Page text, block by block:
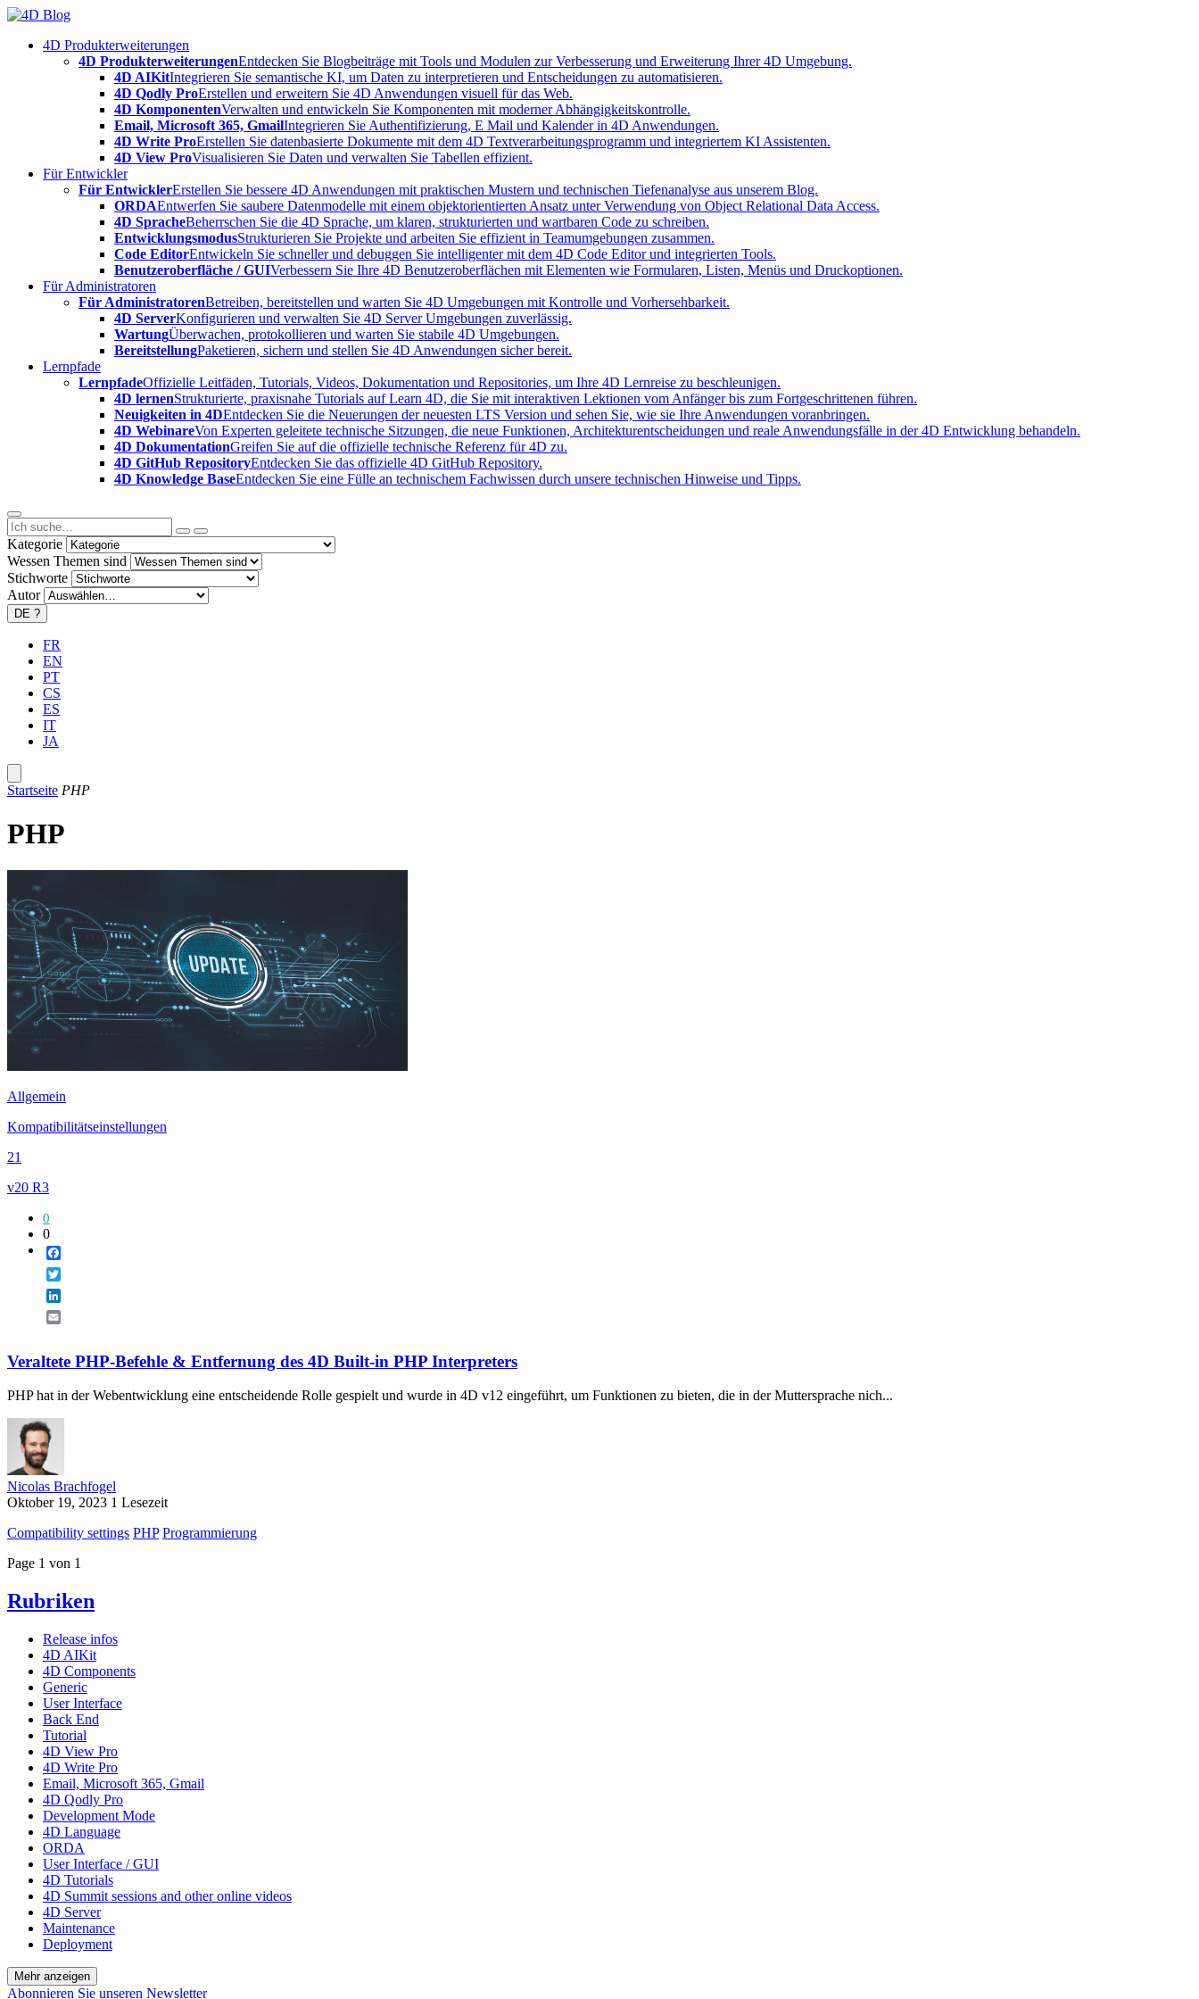
Skip
content4D Produkterweiterungen
4D ProdukterweiterungenEntdecken Sie Blogbeiträge mit Tools und Modulen zur Verbesserung und Erweiterung Ihrer 4D Umgebung.
4D AIKitIntegrieren Sie semantische KI, um Daten zu interpretieren und Entscheidungen zu automatisieren.
4D Qodly ProErstellen und erweitern Sie 4D Anwendungen visuell für das Web.
4D KomponentenVerwalten und entwickeln Sie Komponenten mit moderner Abhängigkeitskontrolle.
Email, Microsoft 365, GmailIntegrieren Sie Authentifizierung, E Mail und Kalender in 4D Anwendungen.
4D Write ProErstellen Sie datenbasierte Dokumente mit dem 4D Textverarbeitungsprogramm und integriertem KI Assistenten.
4D View ProVisualisieren Sie Daten und verwalten Sie Tabellen effizient.
Für Entwickler
Für EntwicklerErstellen Sie bessere 4D Anwendungen mit praktischen Mustern und technischen Tiefenanalyse aus unserem Blog.
ORDAEntwerfen Sie saubere Datenmodelle mit einem objektorientierten Ansatz unter Verwendung von Object Relational Data Access.
4D SpracheBeherrschen Sie die 4D Sprache, um klaren, strukturierten und wartbaren Code zu schreiben.
EntwicklungsmodusStrukturieren Sie Projekte und arbeiten Sie effizient in Teamumgebungen zusammen.
Code EditorEntwickeln Sie schneller und debuggen Sie intelligenter mit dem 4D Code Editor und integrierten Tools.
Benutzeroberfläche / GUIVerbessern Sie Ihre 4D Benutzeroberflächen mit Elementen wie Formularen, Listen, Menüs und Druckoptionen.
Für Administratoren
Für AdministratorenBetreiben, bereitstellen und warten Sie 4D Umgebungen mit Kontrolle und Vorhersehbarkeit.
4D ServerKonfigurieren und verwalten Sie 4D Server Umgebungen zuverlässig.
WartungÜberwachen, protokollieren und warten Sie stabile 4D Umgebungen.
BereitstellungPaketieren, sichern und stellen Sie 4D Anwendungen sicher bereit.
Lernpfade
LernpfadeOffizielle Leitfäden, Tutorials, Videos, Dokumentation und Repositories, um Ihre 4D Lernreise zu beschleunigen.
4D lernenStrukturierte, praxisnahe Tutorials auf Learn 4D, die Sie mit interaktiven Lektionen vom Anfänger bis zum Fortgeschrittenen führen.
Neuigkeiten in 4DEntdecken Sie die Neuerungen der neuesten LTS Version und sehen Sie, wie sie Ihre Anwendungen voranbringen.
4D WebinareVon Experten geleitete technische Sitzungen, die neue Funktionen, Architekturentscheidungen und reale Anwendungsfälle in der 4D Entwicklung behandeln.
4D DokumentationGreifen Sie auf die offizielle technische Referenz für 4D zu.
4D GitHub RepositoryEntdecken Sie das offizielle 4D GitHub Repository.
4D Knowledge BaseEntdecken Sie eine Fülle an technischem Fachwissen durch unsere technischen Hinweise und Tipps.
Kategorie
Wessen Themen sind
Stichworte
Autor
DE ?
FR
EN
PT
CS
ES
IT
JA
Startseite PHP
PHP
Allgemein
Kompatibilitätseinstellungen
21
v20 R3
0
0
Veraltete PHP-Befehle & Entfernung des 4D Built-in PHP Interpreters
PHP hat in der Webentwicklung eine entscheidende Rolle gespielt und wurde in 4D v12 eingeführt, um Funktionen zu bieten, die in der Muttersprache nich...
Nicolas Brachfogel
Oktober 19, 2023 1 Lesezeit
Compatibility settings PHP Programmierung
Page 1 von 1
Rubriken
Release infos
4D AIKit
4D Components
Generic
User Interface
Back End
Tutorial
4D View Pro
4D Write Pro
Email, Microsoft 365, Gmail
4D Qodly Pro
Development Mode
4D Language
ORDA
User Interface / GUI
4D Tutorials
4D Summit sessions and other online videos
4D Server
Maintenance
Deployment
Mehr anzeigen
Abonnieren Sie unseren Newsletter